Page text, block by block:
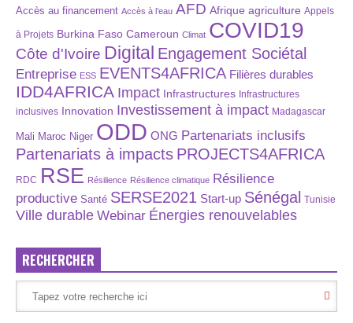
Accès au financement Accès à l’eau AFD Afrique agriculture Appels
à Projets Burkina Faso Cameroun Climat COVID19
Côte d'Ivoire Digital Engagement Sociétal
Entreprise ESS EVENTS4AFRICA Filières durables
IDD4AFRICA Impact Infrastructures Infrastructures
inclusives Innovation Investissement à impact Madagascar
Mali Maroc Niger ODD ONG Partenariats inclusifs
Partenariats à impacts PROJECTS4AFRICA
RDC RSE Résilience Résilience climatique Résilience
productive Santé SERSE2021 Start-up Sénégal Tunisie
Ville durable Webinar Énergies renouvelables
RECHERCHER